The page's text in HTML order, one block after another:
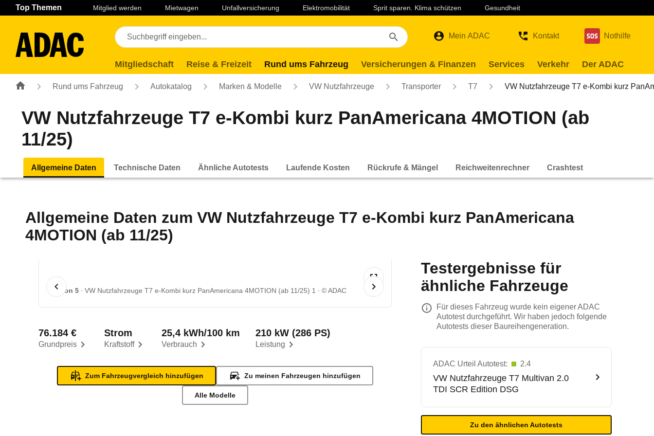
Navigation Seiteninhalt Fußzeile
Top Themen Mitglied werden Mietwagen Unfallversicherung Elektromobilität Sprit sparen. Klima schützen Gesundheit
Mein ADAC Kontakt Nothilfe
Mitgliedschaft Reise & Freizeit Rund ums Fahrzeug Versicherungen & Finanzen Services Verkehr Der ADAC
Rund ums Fahrzeug Autokatalog Marken & Modelle VW Nutzfahrzeuge Transporter T7 VW Nutzfahrzeuge T7 e-Kombi kurz
VW Nutzfahrzeuge T7 e-Kombi kurz PanAmericana 4MOTION (ab
11/25)
Allgemeine Daten Technische Daten Ähnliche Autotests Laufende Kosten Rückrufe & Mängel Reichweitenrechner Crashtest
Allgemeine Daten zum VW Nutzfahrzeuge T7 e-Kombi kurz PanAmericana
4MOTION (ab 11/25)
1 von 5 VW Nutzfahrzeuge T7 e-Kombi kurz PanAmericana 4MOTION (ab 11/25) 1 © ADAC
Grundpreis
76.184 €
Kraftstoff
Strom
Verbrauch
25,4 kWh/100 km
Leistung
210 kW (286 PS)
Zum Fahrzeugvergleich hinzufügen Zu meinen Fahrzeugen hinzufügen
Alle Modelle
Testergebnisse für
ähnliche Fahrzeuge
Für dieses Fahrzeug wurde kein eigener ADAC
Autotest durchgeführt. Wir haben jedoch folgende
Autotests dieser Baureihengeneration.
ADAC Urteil Autotest: 2.4
VW Nutzfahrzeuge T7 Multivan 2.0
TDI SCR Edition DSG
Zu den ähnlichen Autotests